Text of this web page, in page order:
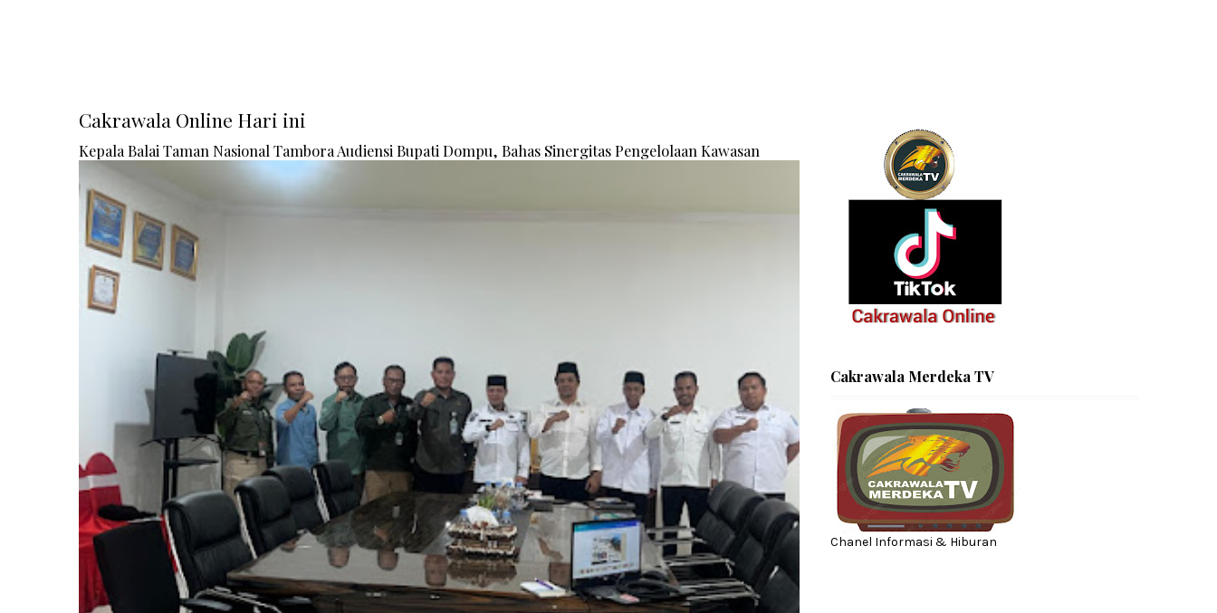
Cakrawala Online Hari ini
Kepala Balai Taman Nasional Tambora Audiensi Bupati Dompu, Bahas Sinergitas Pengelolaan Kawasan
Cakrawala Merdeka TV
Chanel Informasi & Hiburan